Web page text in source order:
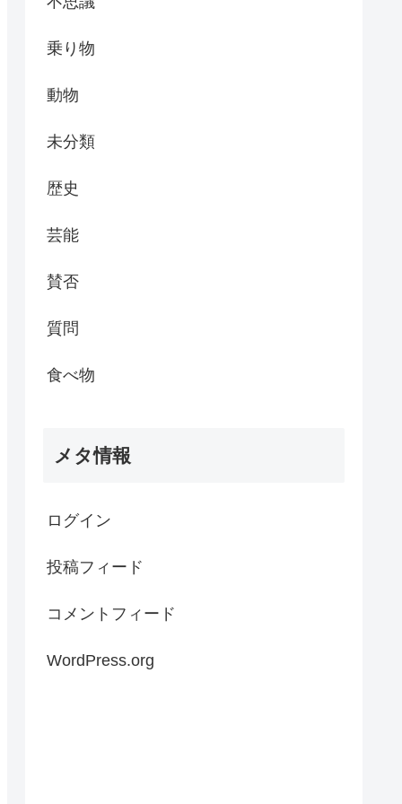
乗り物
動物
未分類
歴史
芸能
賛否
質問
食べ物
メタ情報
ログイン
投稿フィード
コメントフィード
WordPress.org